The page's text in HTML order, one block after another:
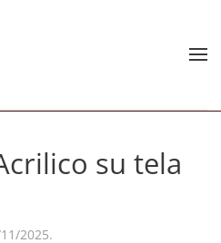
su tela
2025.